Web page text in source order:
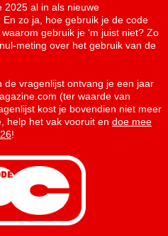
2025 al in als nieuwe
zo ja, hoe gebruik je de code
gebruik je ‘m juist niet? Zo
meting over het gebruik van de
de vragenlijst ontvang je een jaar
(ter waarde van
kost je bovendien niet meer
help het vak vooruit en doe mee
!